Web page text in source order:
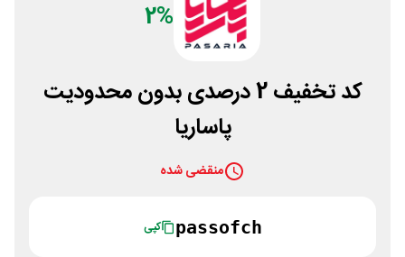
2%
کد تخفیف 2 درصدی بدون محدودیت
پاساریا
منقضی شده
passofch کپی